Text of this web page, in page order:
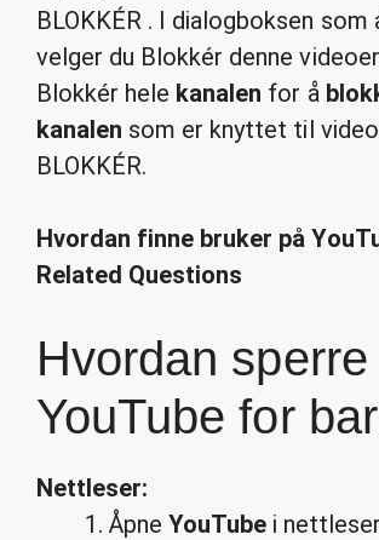
BLOKKÉR . I dialogboksen som
velger du Blokkér denne
Blokkér hele kanalen for å
kanalen som er knyttet til
BLOKKÉR.
Hvordan finne bruker på
Related Questions
Hvordan sperre
YouTube for
Nettleser:
ÅpneYouTube i